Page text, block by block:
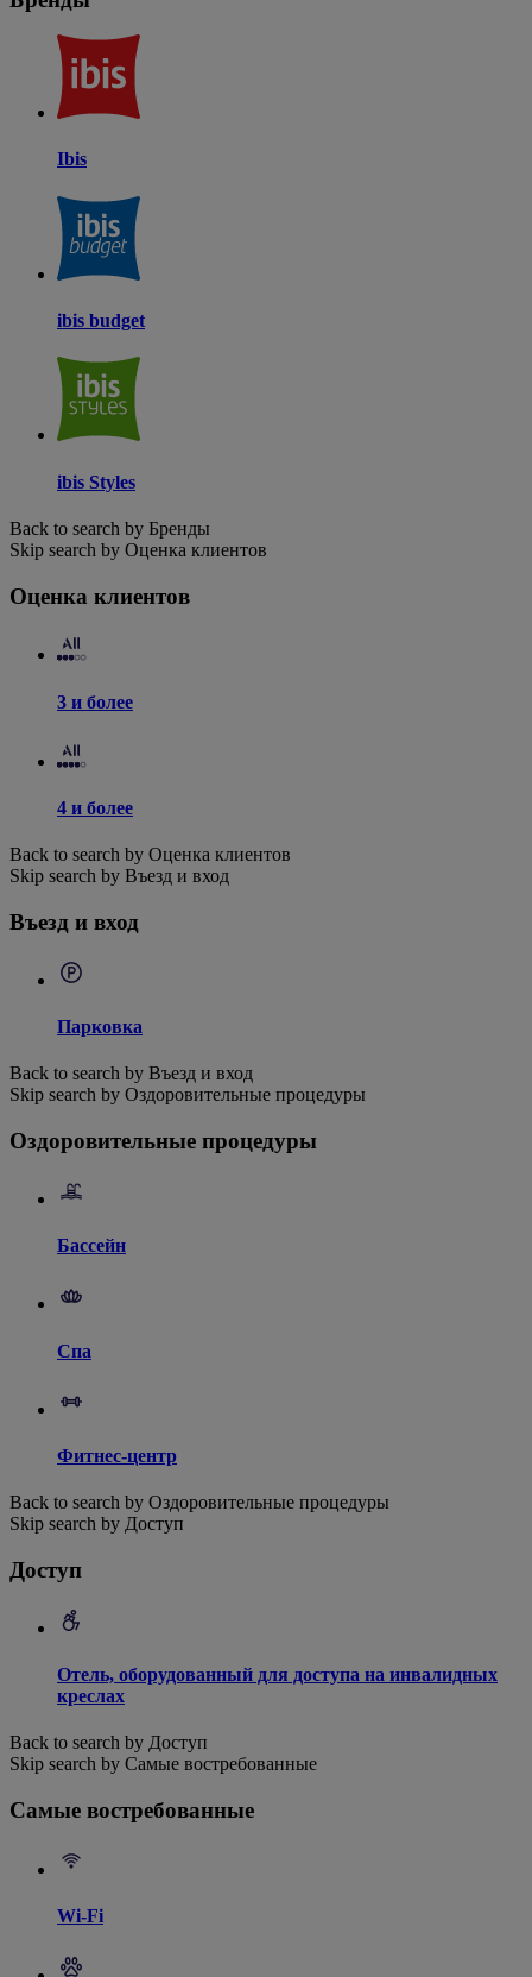
Ibis
ibis budget
ibis Styles
Back to search by Бренды
Skip search by Оценка клиентов
Оценка клиентов
3 и более
4 и более
Back to search by Оценка клиентов
Skip search by Въезд и вход
Въезд и вход
Парковка
Back to search by Въезд и вход
Skip search by Оздоровительные процедуры
Оздоровительные процедуры
Бассейн
Спа
Фитнес-центр
Back to search by Оздоровительные процедуры
Skip search by Доступ
Доступ
Отель, оборудованный для доступа на инвалидных
креслах
Back to search by Доступ
Skip search by Самые востребованные
Самые востребованные
Wi-Fi